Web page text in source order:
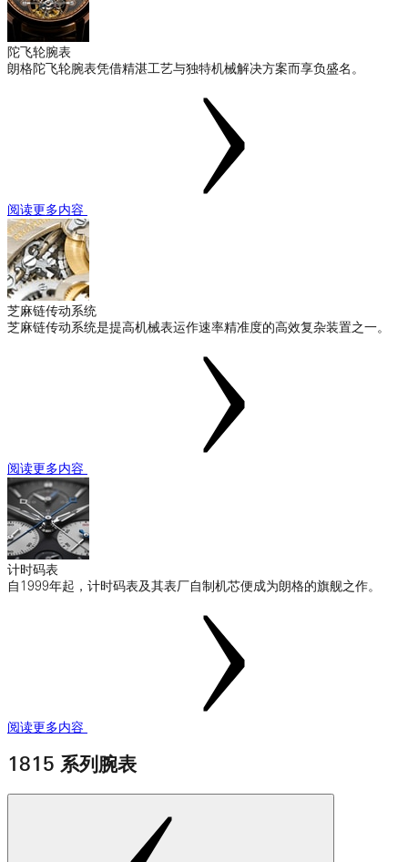
陀飞轮腕表
朗格陀飞轮腕表凭借精湛工艺与独特机械解决方案而享负盛名。
阅读更多内容
芝麻链传动系统
芝麻链传动系统是提高机械表运作速率精准度的高效复杂装置之一。
阅读更多内容
计时码表
自1999年起，计时码表及其表厂自制机芯便成为朗格的旗舰之作。
阅读更多内容
1815 系列腕表